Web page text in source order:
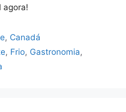
agora!
, Canadá
, Frio, Gastronomia,